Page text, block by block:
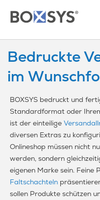
Direkt
Bedruckte
im
BOXSYS bedruckt und
Standardformat oder
ist der einteilige
diversen Extras zu
Onlineshop müssen nicht
werden, sondern
eigenen Marke sein. Feine
Faltschachteln
sollen Produkte schützen